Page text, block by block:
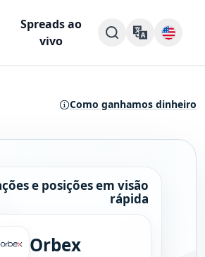
Spreads ao
vivo
Como ganhamos dinheiro
e posições em visão
rápida
Orbex